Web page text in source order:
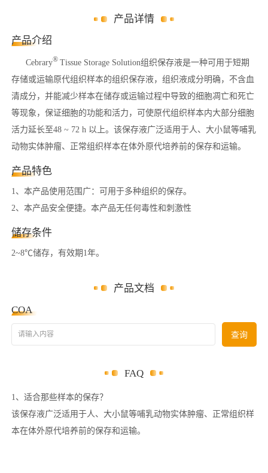
产品详情
产品介绍
Cebrary® Tissue Storage Solution组织保存液是一种可用于短期
存储或运输原代组织样本的组织保存液，组织液成分明确，不含血
清成分，并能减少样本在储存或运输过程中导致的细胞凋亡和死亡
等现象，保证细胞的功能和活力，可使原代组织样本内大部分细胞
活力延长至48 ~ 72 h 以上。该保存液广泛适用于人、大小鼠等哺乳
动物实体肿瘤、正常组织样本在体外原代培养前的保存和运输。
产品特色
1、本产品使用范围广：可用于多种组织的保存。
2、本产品安全便捷。本产品无任何毒性和刺激性
储存条件
2~8℃储存，有效期1年。
产品文档
COA
请输入内容 查询
FAQ
1、适合那些样本的保存？
该保存液广泛适用于人、大小鼠等哺乳动物实体肿瘤、正常组织样
本在体外原代培养前的保存和运输。